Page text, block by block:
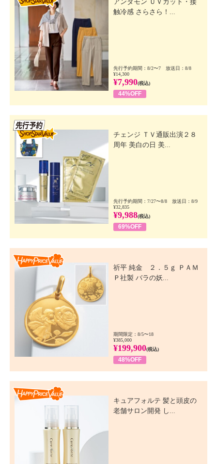
アンダモン ＵＶカット・接
触冷感 さらさら！...
先行予約期間：8/2〜7 放送日：8/8
¥14,300
¥7,990(税込)
44%OFF
チェンジ ＴＶ通販出演２８
周年 美白の日 美...
先行予約期間：7/27〜8/8 放送日：8/9
¥32,835
¥9,988(税込)
69%OFF
祈平 純金 ２．５ｇ ＰＡＭ
Ｐ社製 バラの妖...
期間限定：8/5〜18
¥385,000
¥199,900(税込)
48%OFF
キュアフォルテ 髪と頭皮の
老舗サロン開発 し...